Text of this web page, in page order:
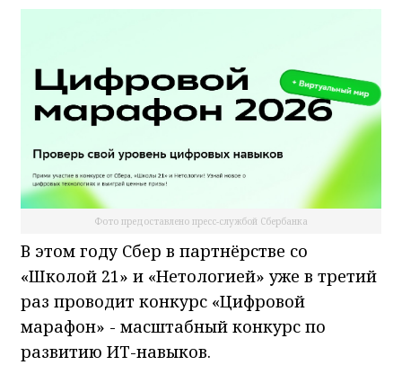
Фото предоставлено пресс-службой Сбербанка
В этом году Сбер в партнёрстве со
«Школой 21» и «Нетологией» уже в третий
раз проводит конкурс «Цифровой
марафон» - масштабный конкурс по
развитию ИТ-навыков.